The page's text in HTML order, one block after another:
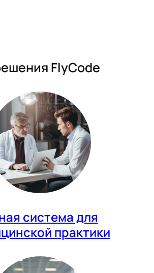
FlyCode
система для
практики